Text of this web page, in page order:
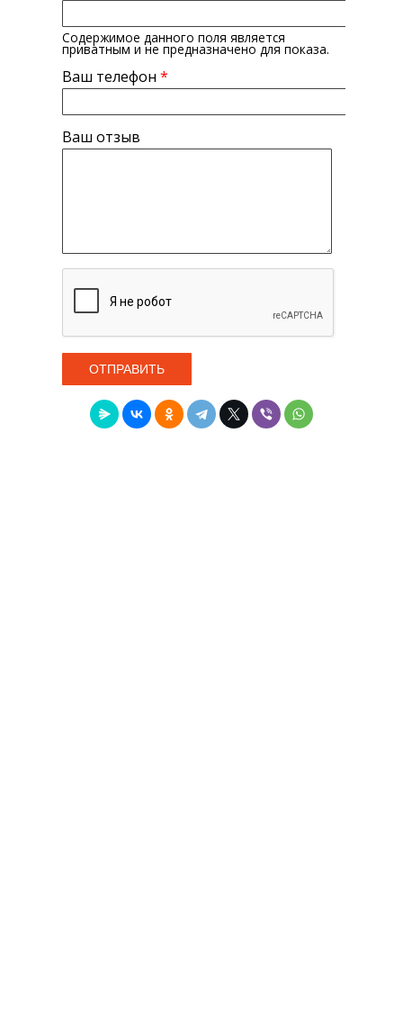
Содержимое данного поля является
приватным и не предназначено для показа.
Ваш телефон *
Ваш отзыв